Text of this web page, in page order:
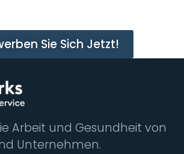
Sie Sich Jetzt!
Arbeit und Gesundheit von
Unternehmen.